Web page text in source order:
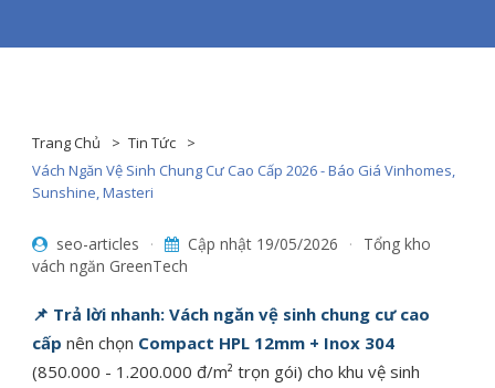
Trang Chủ
Tin Tức
Vách Ngăn Vệ Sinh Chung Cư Cao Cấp 2026 - Báo Giá Vinhomes,
Sunshine, Masteri
seo-articles · Cập nhật 19/05/2026 ·
Tổng kho
vách ngăn GreenTech
📌 Trả lời nhanh: Vách ngăn vệ sinh chung cư cao
cấp nên chọn Compact HPL 12mm + Inox 304
(850.000 - 1.200.000 đ/m² trọn gói) cho khu vệ sinh